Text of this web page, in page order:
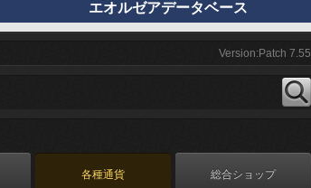
エオルゼアデータベース
Version:Patch 7.55
各種通貨 総合ショップ